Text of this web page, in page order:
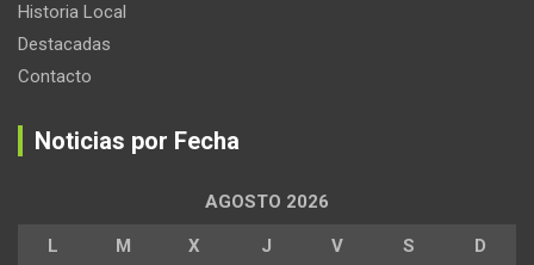
Historia Local
Destacadas
Contacto
Noticias por Fecha
AGOSTO 2026
L M X J V S D